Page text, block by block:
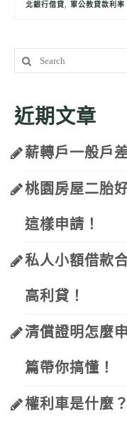
北銀行借貸, 軍公教貸款利率
Search
for:
近期文章
薪轉戶一般戶
桃園房屋二胎
這樣申請！
私人小額借款
高利貸！
清償證明怎麼
篇帶你搞懂！
權利車是什麼